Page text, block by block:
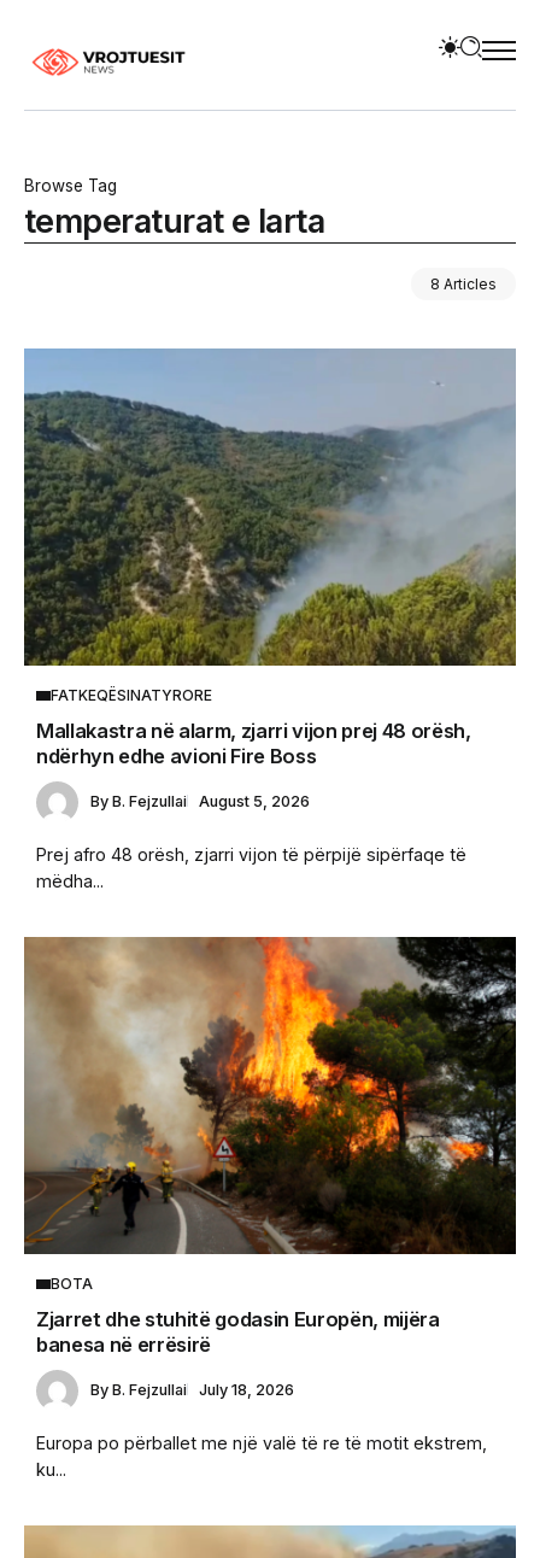
Browse Tag
temperaturat e larta
8 Articles
FATKEQËSINATYRORE
Mallakastra në alarm, zjarri vijon prej 48 orësh,
ndërhyn edhe avioni Fire Boss
By B. Fejzullai August 5, 2026
Prej afro 48 orësh, zjarri vijon të përpijë sipërfaqe të
mëdha...
BOTA
Zjarret dhe stuhitë godasin Europën, mijëra
banesa në errësirë
By B. Fejzullai July 18, 2026
Europa po përballet me një valë të re të motit ekstrem,
ku...